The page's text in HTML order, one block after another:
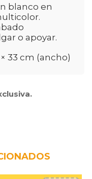
blanco en
o apoyar.
33 cm (ancho)